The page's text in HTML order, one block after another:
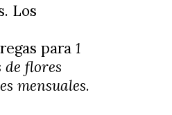
Los
para 1
de flores
mensuales.